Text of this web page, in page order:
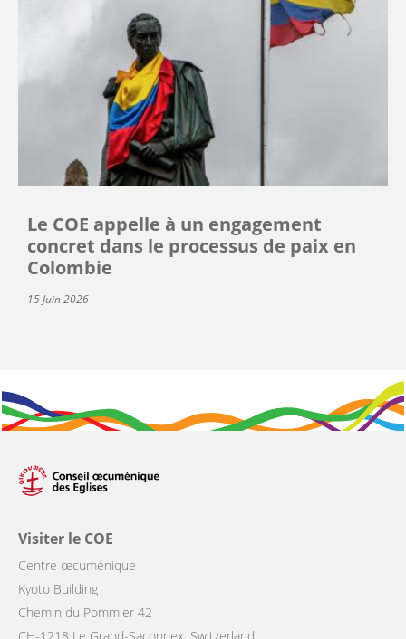
Le COE appelle à un engagement
concret dans le processus de paix en
Colombie
15 Juin 2026
Visiter le COE
Centre œcuménique
Kyoto Building
Chemin du Pommier 42